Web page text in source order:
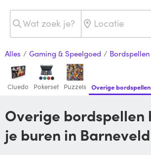
Alles / Gaming & Speelgoed / Bordspellen
Cluedo Pokerset Puzzels Overige bordspellen
Overige bordspellen huren van
je buren in Barneveld